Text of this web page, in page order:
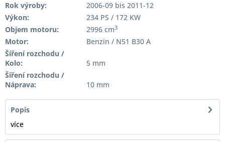
Rok výroby:
2006-09 bis 2011-12
Výkon:
234 PS / 172 KW
Objem motoru:
2996 cm3
Motor:
Benzin / N51 B30 A
Šíření rozchodu /
Kolo:
5 mm
Šíření rozchodu /
Náprava:
10 mm
Popis
více